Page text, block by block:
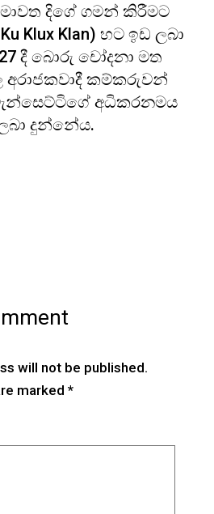
දිගේ ගමන් කිරීමට
Klux Klan) හට ඉඩ ලබා
දී බොරු චෝදනා මත
අරාජකවාදී කම්කරුවන්
අධිකරනමය
දුන්නේය.
will not be published.
marked *